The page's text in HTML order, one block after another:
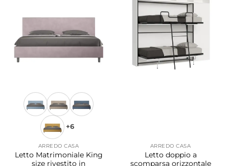
essere
scelte
varianti.
Le
opzioni
possono
essere
scelte
+6
ARREDO CASA
Letto Matrimoniale King
size rivestito in
ARREDO CASA
Letto doppio a
scomparsa orizzontale